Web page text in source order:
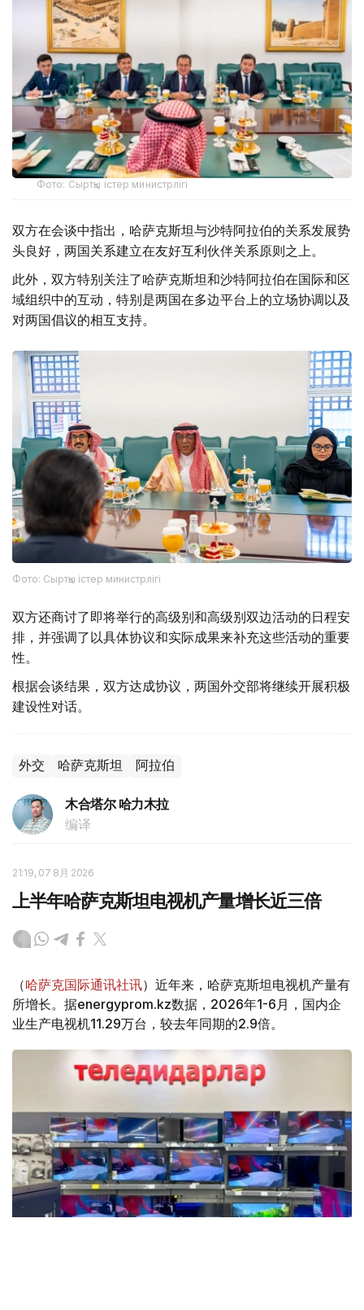
Фото: Сыртқы істер министрлігі
双方在会谈中指出，哈萨克斯坦与沙特阿拉伯的关系发展势
头良好，两国关系建立在友好互利伙伴关系原则之上。
此外，双方特别关注了哈萨克斯坦和沙特阿拉伯在国际和区
域组织中的互动，特别是两国在多边平台上的立场协调以及
对两国倡议的相互支持。
Фото: Сыртқы істер министрлігі
双方还商讨了即将举行的高级别和高级别双边活动的日程安
排，并强调了以具体协议和实际成果来补充这些活动的重要
性。
根据会谈结果，双方达成协议，两国外交部将继续开展积极
建设性对话。
外交 哈萨克斯坦 阿拉伯
木合塔尔 哈力木拉
编译
21:19, 07 8月 2026
上半年哈萨克斯坦电视机产量增长近三倍
（哈萨克国际通讯社讯）近年来，哈萨克斯坦电视机产量有
所增长。据energyprom.kz数据，2026年1-6月，国内企
业生产电视机11.29万台，较去年同期的2.9倍。